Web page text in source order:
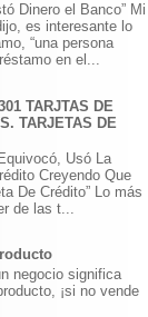
Dinero el Banco” Mi
es interesante lo
“una persona
en el...
TARJTAS DE
TARJETAS DE
Usó La
Creyendo Que
De Crédito” Lo más
de las t...
negocio significa
¡si no vende